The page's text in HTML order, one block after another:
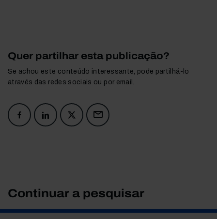
Quer partilhar esta publicação?
Se achou este conteúdo interessante, pode partilhá-lo
através das redes sociais ou por email.
Continuar a pesquisar